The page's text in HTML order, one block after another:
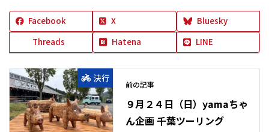
Facebook X
Bluesky
Threads
Hatena LINE
決行
前の記事
９月２４日（日）yamaちゃ
ん企画 千葉ツーリング